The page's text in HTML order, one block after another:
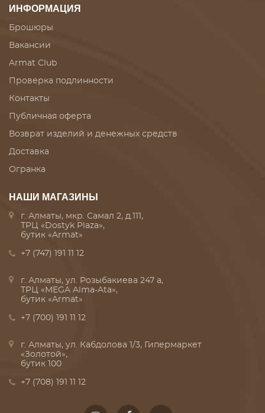
ИНФОРМАЦИЯ
Брошюры
Вакансии
Armat Club
Проверка подлинности
Контакты
Публичная оферта
Возврат изделий и денежных средств
Доставка
Огранка
НАШИ МАГАЗИНЫ
г. Алматы, мкр. Самал 2, д.111,
ТРЦ «Dostyk Plaza»,
бутик «Armat»
+7 (747) 191 11 12
г. Алматы, ул. Розыбакиева 247 а,
ТРЦ «MEGA Alma-Ata»,
бутик «Armat»
+7 (700) 191 11 12
г. Алматы, ул. Кабдолова 1/3, Гипермаркет
«Золотой»,
бутик 100
+7 (708) 191 11 12